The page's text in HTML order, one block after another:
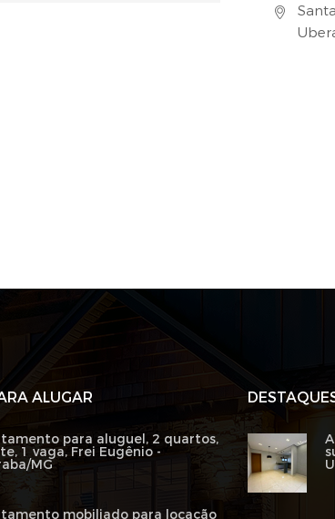
ALUGAR
para aluguel, 2 quartos,
1 vaga, Frei Eugênio -
MG
mobiliado para locação